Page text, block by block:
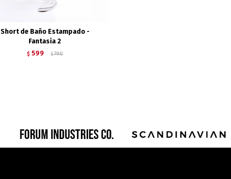
Short de Baño Estampado -
Fantasia 2
$ 599 $ 790